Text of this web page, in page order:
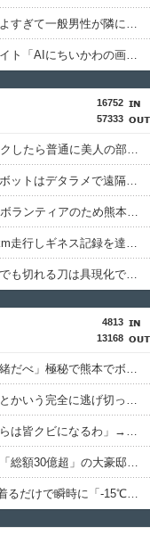
【悲報】瀬戸環奈がスタイルよすぎて一般男性が隣に並ぶとチンチクリンに見えてしまう
【画像】セブンイレブンのバイト「AIにちいかわの画像を食わせてっと………できた！」
16752
57333
女芸人の吉住さん（36）メイクしたら普通に美人の部類だったと判明ｗｗｗｗｗｗｗｗｗ
イーロン・マスク「中国のロボットはデタラメで遠隔操作してるだけ」
【悲報】へずまりゅう（35）ボランティアのため熊本に行くも体調不良で病院に行く
日産e-power、無給油で1980km走行しギネス記録を達成！→山頂から下ってるだけでした…
ハンターハンターにわか「何でも切れる刀は具現化できない(ﾆﾁｯ」←これ
4813
13168
中居正広「俺が来たことは内緒だべ」極秘で熊本でボランティアをしていたｗｗｗｗｗ
【悲報】「ビッグモーター」とかいう完全に逃げ切ったゴミクズｗｗｗｗｗ
謎の勢力「AI発展したらお前らは皆クビになるわ」→未だかつてAIのせいで失業したG民が0人の理由
【悲報】ちいかわ作者さん、「総額30億超」の大豪邸を建てる！？ｗｗｗｗｗ
【画像あり】NASAが開発、着るだけで瞬時に「-15℃冷却」する冷感ポンチョ3,980円！